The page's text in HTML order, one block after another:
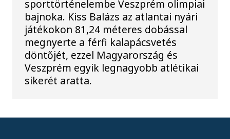
sporttörténelembe Veszprém olimpiai
bajnoka. Kiss Balázs az atlantai nyári
játékokon 81,24 méteres dobással
megnyerte a férfi kalapácsvetés
döntőjét, ezzel Magyarország és
Veszprém egyik legnagyobb atlétikai
sikerét aratta.